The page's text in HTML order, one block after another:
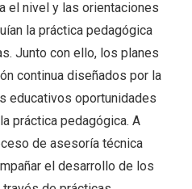
el nivel y las orientaciones
la práctica pedagógica
Junto con ello, los planes
continua diseñados por la
educativos oportunidades
práctica pedagógica. A
de asesoría técnica
el desarrollo de los